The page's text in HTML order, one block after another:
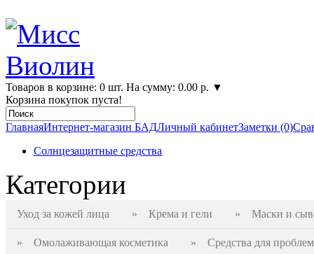
Товаров в корзине: 0 шт. На сумму: 0.00 р. ▼
Корзина покупок пуста!
ГлавнаяИнтернет-магазин БАДЛичный кабинетЗаметки (0)
Солнцезащитные средства
Категории
Уход за кожей лица » Крема и гели » Маски и
» Омолаживающая косметика » Средства для